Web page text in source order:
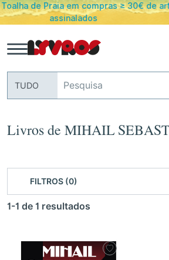
artigos
PORTES GRATUITOS
TUDO
Livros de MIHAIL
FILTROS (0)
1-1 de 1 resultados